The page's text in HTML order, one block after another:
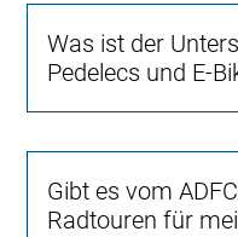
Was ist der
Pedelecs und E-
Gibt es vom
Radtouren für